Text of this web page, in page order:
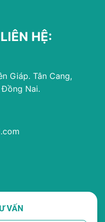
HỆ:
Giáp. Tân Cang,
Đồng Nai.
VẤN